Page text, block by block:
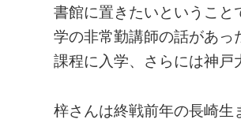
書館に置きたいというこ
学の非常勤講師の話があ
課程に入学、さらには神戸
梓さんは終戦前年の長崎